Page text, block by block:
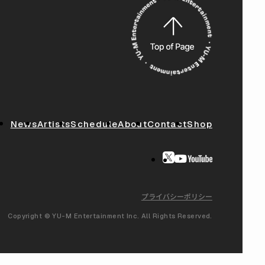
NewsArtistsScheduleAboutContactShop
プライバシーポリシー
Copyright © YU-M Entertainment Inc. All Rights Reserved.